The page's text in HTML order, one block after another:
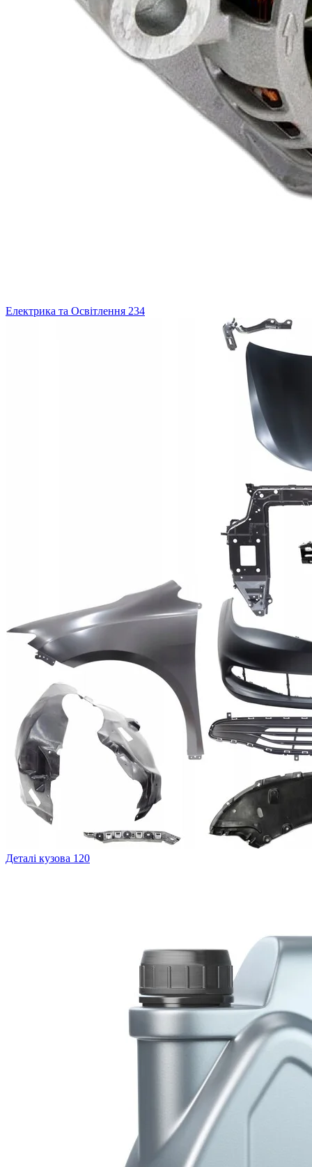
Електрика та Освітлення 234
Деталі кузова 120